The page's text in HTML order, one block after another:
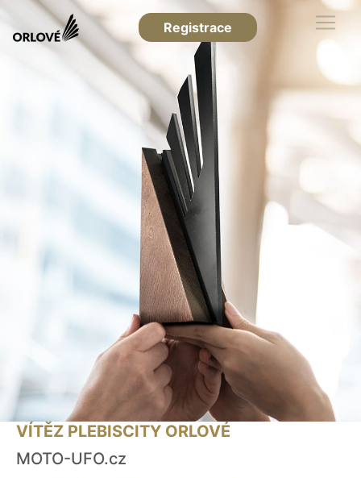
Registrace
VÍTĚZ PLEBISCITY ORLOVÉ
MOTO-UFO.cz